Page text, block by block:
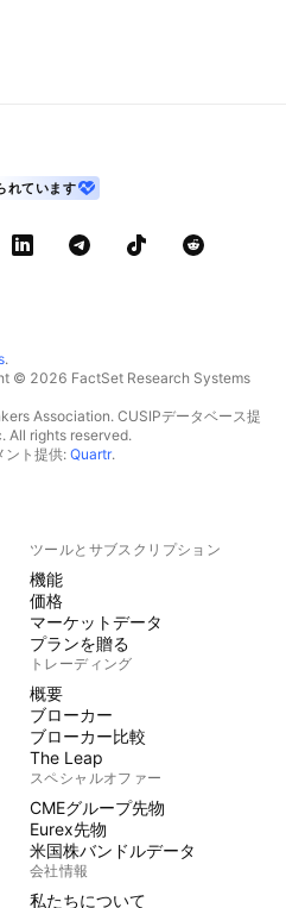
れています
.
© 2026 FactSet Research Systems
Association. CUSIPデータベース提
All rights reserved.
ント提供: Quartr.
ツールとサブスクリプション
機能
価格
マーケットデータ
プランを贈る
トレーディング
概要
ブローカー
ブローカー比較
The Leap
スペシャルオファー
CMEグループ先物
Eurex先物
米国株バンドルデータ
会社情報
私たちについて